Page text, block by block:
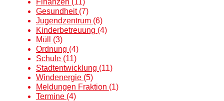
Finanzen (11)
Gesundheit (7)
Jugendzentrum (6)
Kinderbetreuung (4)
Müll (3)
Ordnung (4)
Schule (11)
Stadtentwicklung (11)
Windenergie (5)
Meldungen Fraktion (1)
Termine (4)